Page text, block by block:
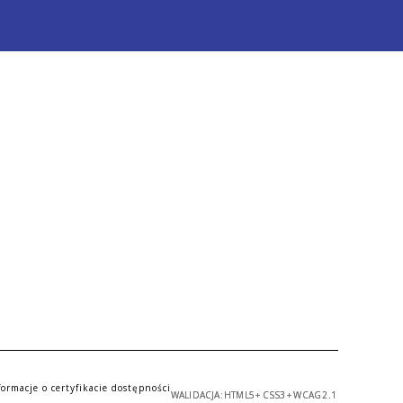
o certyfikacie dostępności
WALIDACJA: HTML5+ CSS3 +WCAG 2.1